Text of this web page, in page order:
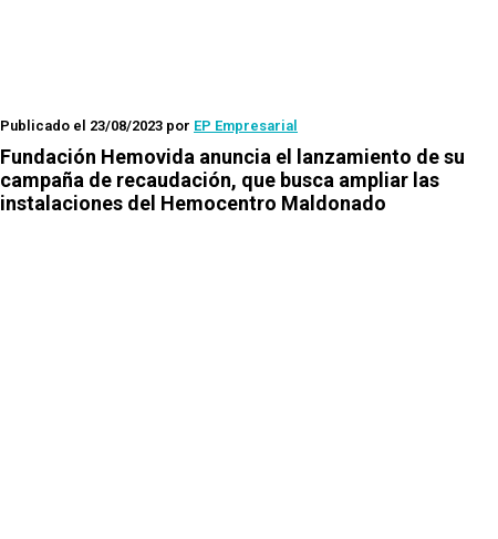
Publicado el 23/08/2023 por EP Empresarial
Fundación Hemovida anuncia el lanzamiento de su
campaña de recaudación, que busca ampliar las
instalaciones del Hemocentro Maldonado